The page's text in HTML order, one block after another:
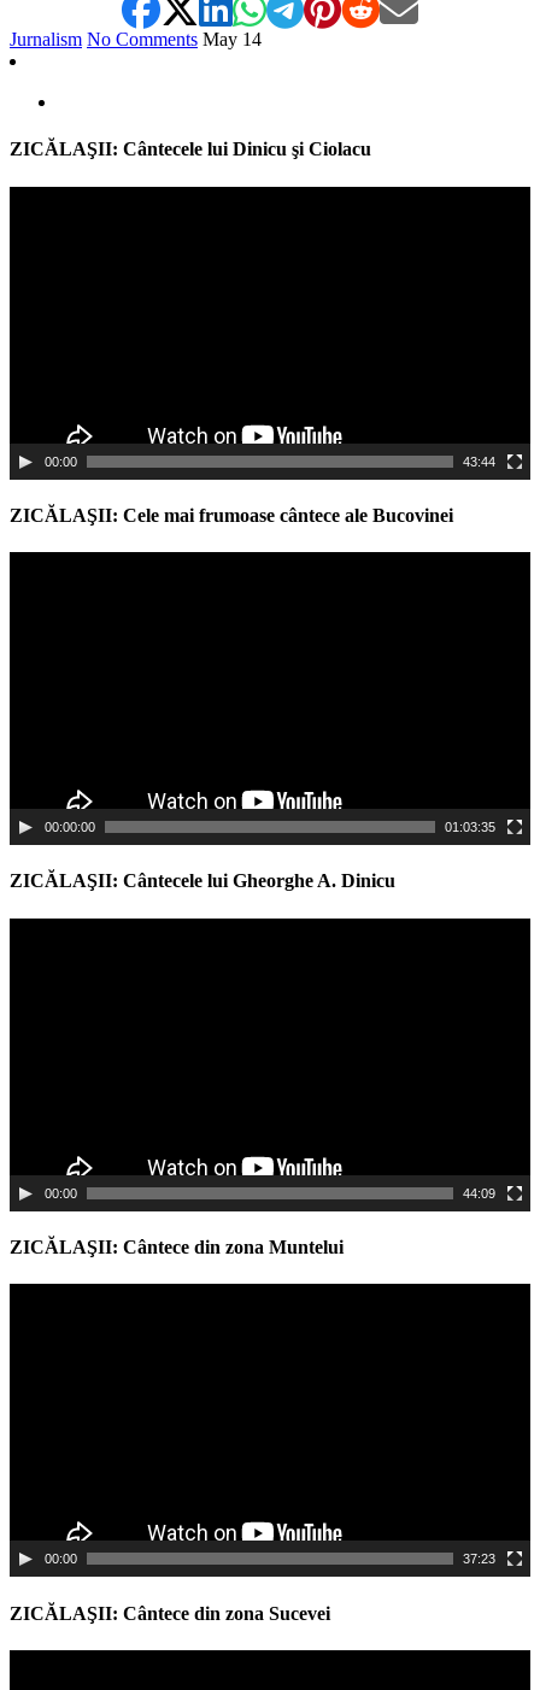
Jurnalism No Comments May 14
ZICĂLAŞII: Cântecele lui Dinicu şi Ciolacu
00:00 43:44
ZICĂLAŞII: Cele mai frumoase cântece ale Bucovinei
00:00:00 01:03:35
ZICĂLAŞII: Cântecele lui Gheorghe A. Dinicu
00:00 44:09
ZICĂLAŞII: Cântece din zona Muntelui
00:00 37:23
ZICĂLAŞII: Cântece din zona Sucevei